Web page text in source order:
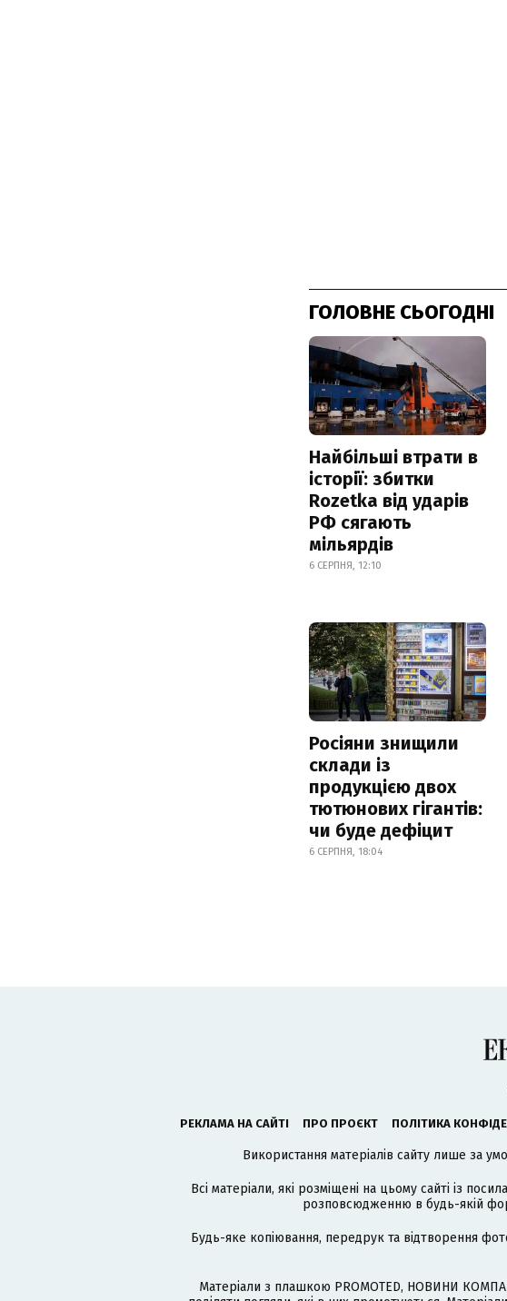
ГОЛОВНЕ СЬОГОДНІ
Найбільші втрати в
історії: збитки
Rozetka від ударів
РФ сягають
мільярдів
6 СЕРПНЯ, 12:10
Росіяни знищили
склади із
продукцією двох
тютюнових гігантів:
чи буде дефіцит
6 СЕРПНЯ, 18:04
РЕКЛАМА НА САЙТІ ПРО ПРОЄКТ ПОЛІТИКА
Використання матеріалів сайту лише за
Всі матеріали, які розміщені на цьому сайті із
розповсюдженню в будь-якій
Будь-яке копіювання, передрук та відтворення
Матеріали з плашкою PROMOTED, НОВИНИ